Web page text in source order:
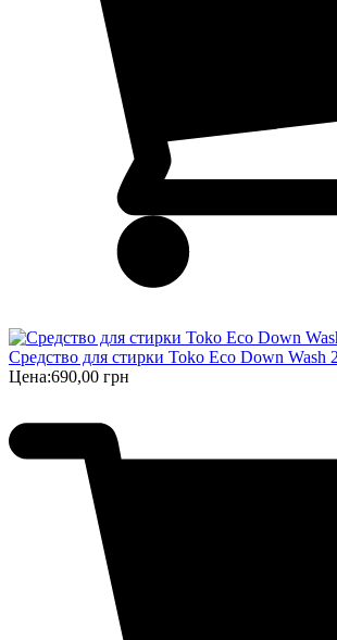
Средство для стирки Toko Eco Down Wash
Цена:690,00 грн